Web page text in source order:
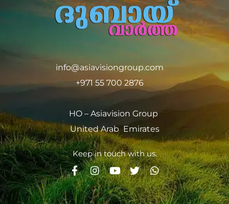
info@asiavisiongroup.com
+971 55 700 2876
HO – Asiavision Group
United Arab Emirates
Keep in touch with us.